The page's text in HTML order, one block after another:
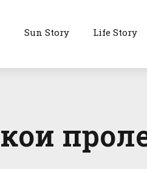
Sun Story Life Story